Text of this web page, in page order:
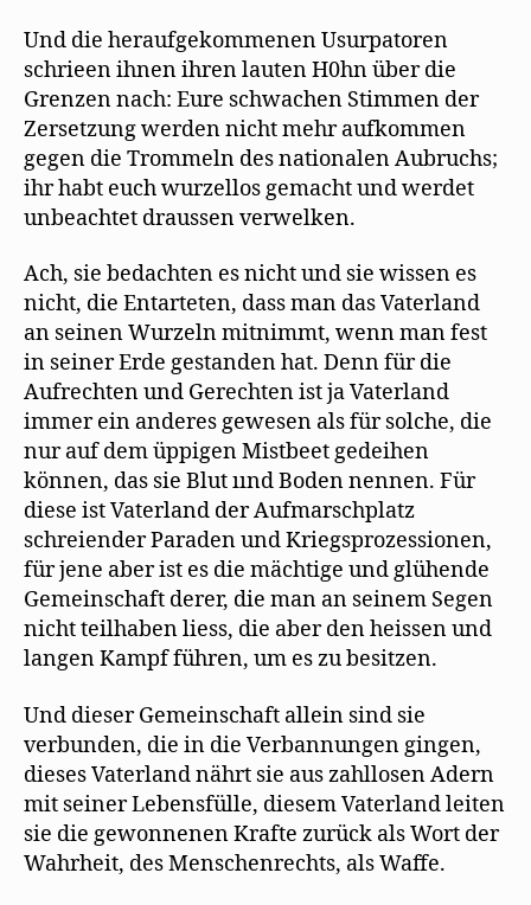
Und die heraufgekommenen Usurpatoren
schrieen ihnen ihren lauten H0hn über die
Grenzen nach: Eure schwachen Stimmen der
Zersetzung werden nicht mehr aufkommen
gegen die Trommeln des nationalen Aubruchs;
ihr habt euch wurzellos gemacht und werdet
unbeachtet draussen verwelken.
Ach, sie bedachten es nicht und sie wissen es
nicht, die Entarteten, dass man das Vaterland
an seinen Wurzeln mitnimmt, wenn man fest
in seiner Erde gestanden hat. Denn für die
Aufrechten und Gerechten ist ja Vaterland
immer ein anderes gewesen als für solche, die
nur auf dem üppigen Mistbeet gedeihen
können, das sie Blut ıınd Boden nennen. Für
diese ist Vaterland der Aufmarschplatz
schreiender Paraden und Kriegsprozessionen,
für jene aber ist es die mächtige und glühende
Gemeinschaft derer, die man an seinem Segen
nicht teilhaben liess, die aber den heissen und
langen Kampf führen, um es zu besitzen.
Und dieser Gemeinschaft allein sind sie
verbunden, die in die Verbannungen gingen,
dieses Vaterland nährt sie aus zahllosen Adern
mit seiner Lebensfülle, diesem Vaterland leiten
sie die gewonnenen Krafte zurück als Wort der
Wahrheit, des Menschenrechts, als Waffe.